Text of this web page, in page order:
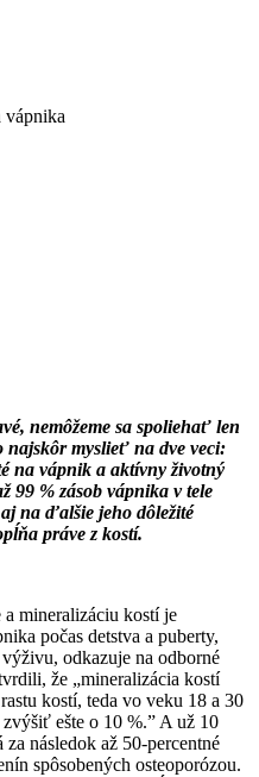
vápnika
nemôžeme sa spoliehať len
najskôr myslieť na dve veci:
na vápnik a aktívny životný
99 % zásob vápnika v tele
na ďalšie jeho dôležité
práve z kostí.
mineralizáciu kostí je
počas detstva a puberty,
odkazuje na odborné
že „mineralizácia kostí
kostí, teda vo veku 18 a 30
ešte o 10 %.” A už 10
následok až 50-percentné
spôsobených osteoporózou.